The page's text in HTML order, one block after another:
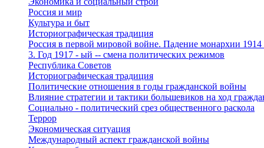
Россия и мир
Культура и быт
Историографическая традиция
Россия в первой мировой войне. Падение монархии 1914
3. Год 1917 - ый -- смена политических режимов
Республика Советов
Историографическая традиция
Политические отношения в годы гражданской войны
Влияние стратегии и тактики большевиков на ход
Социально - политический срез общественного раскола
Террор
Экономическая ситуация
Международный аспект гражданской войны